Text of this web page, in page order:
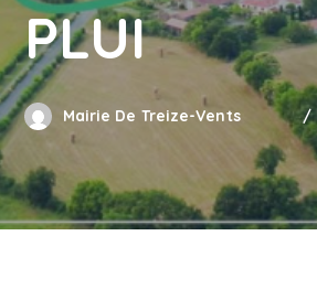
PLUI
Mairie De Treize-Vents